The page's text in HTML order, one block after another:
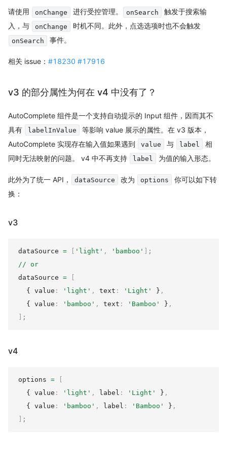
请使用 onChange 进行受控管理。 onSearch
触发于搜索输
入，与
onChange 时机不同。此外，点选选项时也不会触发
onSearch 事件。
相关 issue： #18230 #17916
v3 的部分属性为何在 v4 中没有了？
AutoComplete 组件是一个支持自动提示的 Input 组件，因而其不
具有
labelInValue
等影响 value 展示的属性。在 v3 版本，
AutoComplete 实现存在输入值如果遇到
value 与 label
相
同时无法映射的问题。 v4 中不再支持
label 为值的输入形态。
此外为了统一 API， dataSource 改为 options
你可以如下转
换：
v3
dataSource = [ 'light' , 'bamboo' ] ;
/ /
or
dataSource =
[
  { value
: 'light' , text : 'Light' } ,
  { value
: 'bamboo' , text : 'Bamboo' } ,
] ;
v4
options =
  { value
: 'light' , label : 'Light' } ,
  { value
: 'bamboo' , label : 'Bamboo' } ,
;